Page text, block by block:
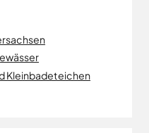
Kleinbadeteichen